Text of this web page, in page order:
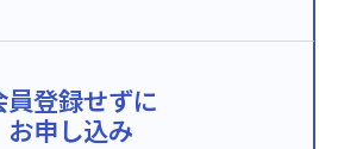
員登録せずに
お申し込み